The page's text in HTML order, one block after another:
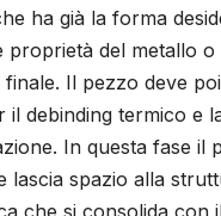
ha già la forma
proprietà del metallo o
finale. Il pezzo deve
il debinding termico e
In questa fase il
lascia spazio alla